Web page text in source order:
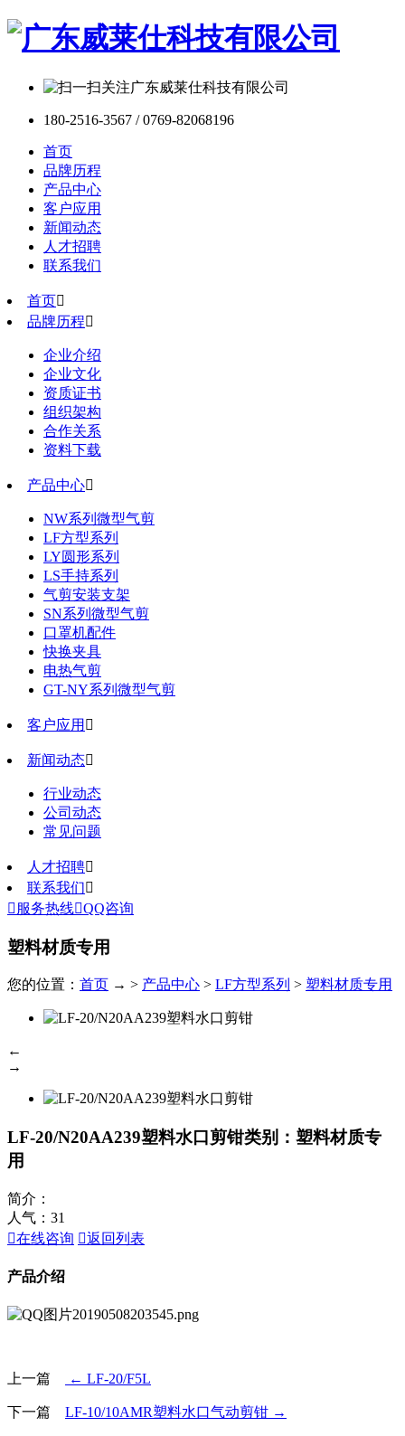
180-2516-3567 / 0769-82068196
首页
品牌历程
产品中心
客户应用
新闻动态
人才招聘
联系我们
首页
品牌历程
企业介绍
企业文化
资质证书
组织架构
合作关系
资料下载
产品中心
NW系列微型气剪
LF方型系列
LY圆形系列
LS手持系列
气剪安装支架
SN系列微型气剪
口罩机配件
快换夹具
电热气剪
GT-NY系列微型气剪
客户应用 
新闻动态
行业动态
公司动态
常见问题
人才招聘
联系我们
 服务热线QQ咨询
塑料材质专用
您的位置： 首页 → > 产品中心 > LF方型系列 > 塑料材质专用
←
→
LF-20/N20AA239塑料水口剪钳类别：塑料材质专
用
简介：
人气： 31
在线咨询 返回列表
产品介绍
上一篇 ← LF-20/F5L
下一篇 LF-10/10AMR塑料水口气动剪钳 →